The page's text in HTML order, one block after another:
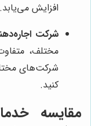
افزایش می‌یابد.
شرکت
مختلف،
شرکت‌های
کنید.
مقایسه